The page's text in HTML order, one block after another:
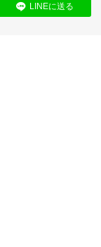
LINEに送る